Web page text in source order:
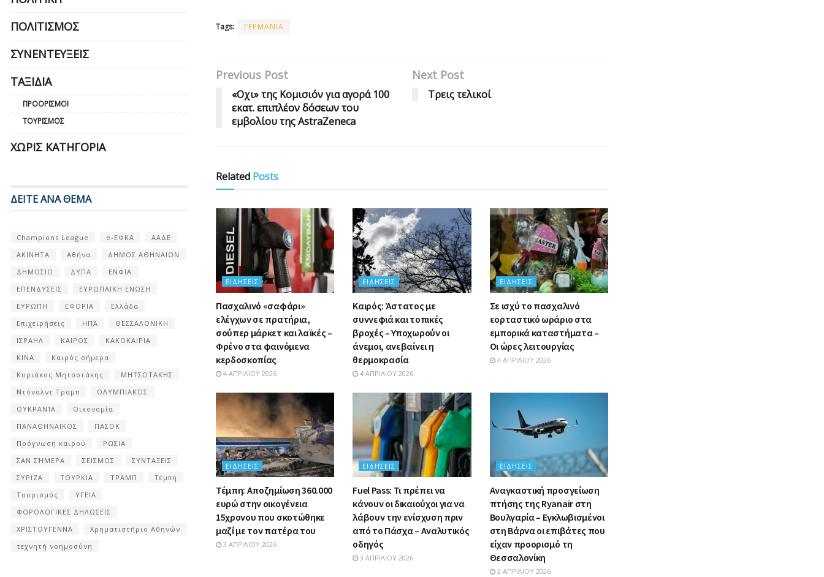
Tags: ΓΕΡΜΑΝΙΑ
Previous Post
«Οχι» της Κομισιόν για αγορά 100
εκατ. επιπλέον δόσεων του
εμβολίου της AstraZeneca
Next Post
Τρεις τελικοί
Related Posts
ΕΙΔΉΣΕΙΣ
Πασχαλινό «σαφάρι»
ελέγχων σε πρατήρια,
σούπερ μάρκετ και λαϊκές –
Φρένο στα φαινόμενα
κερδοσκοπίας
4 ΑΠΡΙΛΊΟΥ 2026
ΕΙΔΉΣΕΙΣ
Καιρός: Άστατος με
συννεφιά και τοπικές
βροχές – Υποχωρούν οι
άνεμοι, ανεβαίνει η
θερμοκρασία
4 ΑΠΡΙΛΊΟΥ 2026
ΕΙΔΉΣΕΙΣ
Σε ισχύ το πασχαλινό
εορταστικό ωράριο στα
εμπορικά καταστήματα –
Οι ώρες λειτουργίας
4 ΑΠΡΙΛΊΟΥ 2026
ΕΙΔΉΣΕΙΣ
Τέμπη: Αποζημίωση 360.000
ευρώ στην οικογένεια
15χρονου που σκοτώθηκε
μαζί με τον πατέρα του
3 ΑΠΡΙΛΊΟΥ 2026
ΕΙΔΉΣΕΙΣ
Fuel Pass: Τι πρέπει να
κάνουν οι δικαιούχοι για να
λάβουν την ενίσχυση πριν
από το Πάσχα – Αναλυτικός
οδηγός
3 ΑΠΡΙΛΊΟΥ 2026
ΕΙΔΉΣΕΙΣ
Αναγκαστική προσγείωση
πτήσης της Ryanair στη
Βουλγαρία – Εγκλωβισμένοι
στη Βάρνα οι επιβάτες που
είχαν προορισμό τη
Θεσσαλονίκη
2 ΑΠΡΙΛΊΟΥ 2026
ΠΟΛΙΤΙΣΜΌΣ
ΣΥΝΕΝΤΕΎΞΕΙΣ
ΤΑΞΊΔΙΑ
ΠΡΟΟΡΙΣΜΟΊ
ΤΟΥΡΙΣΜΌΣ
ΧΩΡΊΣ ΚΑΤΗΓΟΡΊΑ
ΔΕΙΤΕ ΑΝΑ ΘΕΜΑ
Champions League e-ΕΦΚΑ
ΑΑΔΕ
ΑΚΙΝΗΤΑ
Αθήνα
ΔΗΜΟΣ ΑΘΗΝΑΙΩΝ
ΔΗΜΟΣΙΟ
ΔΥΠΑ
ΕΝΦΙΑ
ΕΠΕΝΔΥΣΕΙΣ
ΕΥΡΩΠΑΪΚΗ ΕΝΩΣΗ
ΕΥΡΩΠΗ
ΕΦΟΡΙΑ
Ελλάδα
Επιχειρήσεις
ΗΠΑ
ΘΕΣΣΑΛΟΝΙΚΗ
ΙΣΡΑΗΛ
ΚΑΙΡΟΣ
ΚΑΚΟΚΑΙΡΙΑ
ΚΙΝΑ
Καιρός σήμερα
Κυριάκος Μητσοτάκης
ΜΗΤΣΟΤΑΚΗΣ
Ντόναλντ Τραμπ
ΟΛΥΜΠΙΑΚΟΣ
ΟΥΚΡΑΝΊΑ
Οικονομία
ΠΑΝΑΘΗΝΑΙΚΟΣ
ΠΑΣΟΚ
Πρόγνωση καιρού
ΡΩΣΙΑ
ΣΑΝ ΣΉΜΕΡΑ
ΣΕΙΣΜΟΣ
ΣΥΝΤΑΞΕΙΣ
ΣΥΡΙΖΑ
ΤΟΥΡΚΙΑ ΤΡΑΜΠ
Τέμπη
Τουρισμός
ΥΓΕΙΑ
ΦΟΡΟΛΟΓΙΚΕΣ ΔΗΛΩΣΕΙΣ
ΧΡΙΣΤΟΥΓΕΝΝΑ
Χρηματιστήριο Αθηνών
τεχνητή νοημοσύνη